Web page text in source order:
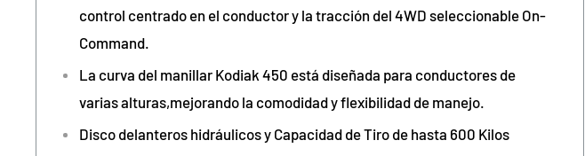
control centrado en el conductor y la tracción del 4WD seleccionable On-
Command.
La curva del manillar Kodiak 450 está diseñada para conductores de
varias alturas,mejorando la comodidad y flexibilidad de manejo.
Disco delanteros hidráulicos y Capacidad de Tiro de hasta 600 Kilos